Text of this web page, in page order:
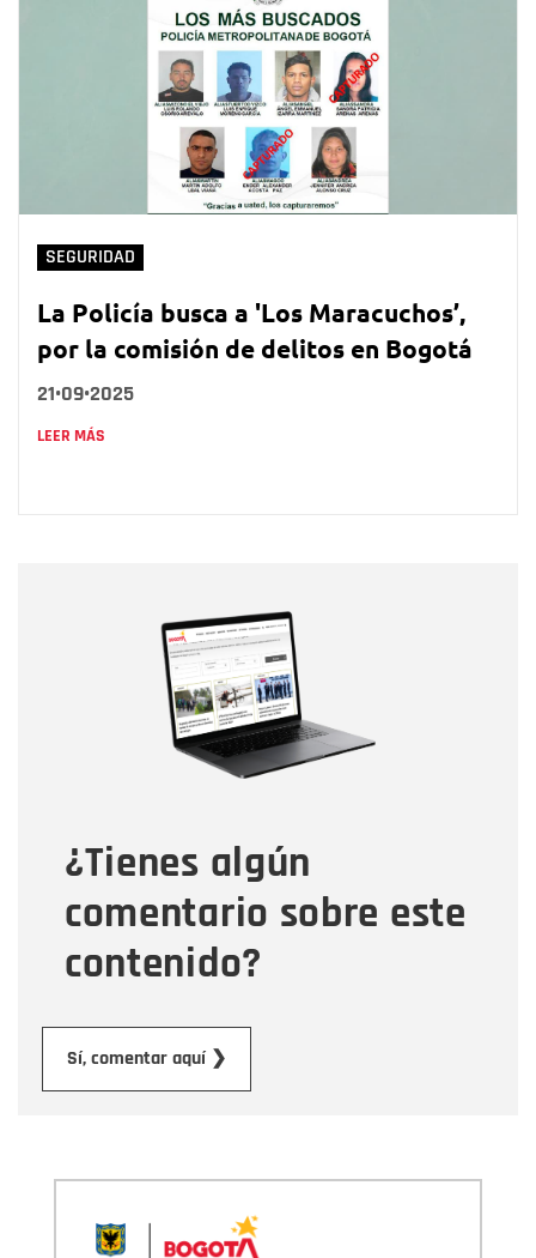
SEGURIDAD
La Policía busca a 'Los Maracuchos’,
por la comisión de delitos en Bogotá
21•09•2025
LEER MÁS
¿Tienes algún
comentario sobre este
contenido?
Sí, comentar aquí ❯
Correo electrónico
Tipo de comentario
Mensaje